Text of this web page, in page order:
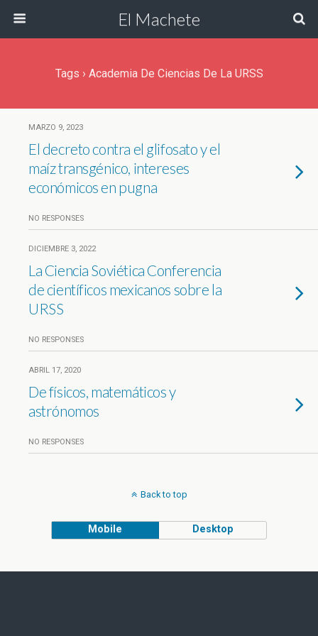
El Machete
Tags › Academia De Ciencias De La URSS
MARZO 9, 2023
El decreto contra el glifosato y el
maíz transgénico, intereses
económicos en pugna
NO RESPONSES
DICIEMBRE 3, 2022
La Ciencia Soviética Conferencia
de científicos mexicanos sobre la
URSS
NO RESPONSES
ABRIL 17, 2020
De físicos, matemáticos y
astrónomos
NO RESPONSES
Back to top
Mobile Desktop